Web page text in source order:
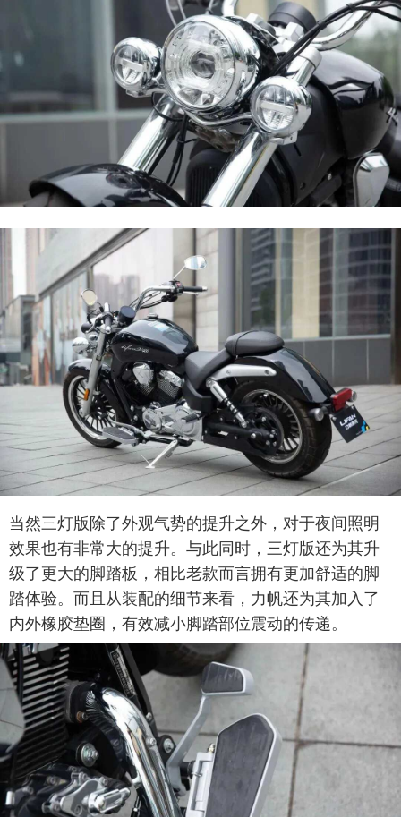
当然三灯版除了外观气势的提升之外，对于夜间照明
效果也有非常大的提升。与此同时，三灯版还为其升
级了更大的脚踏板，相比老款而言拥有更加舒适的脚
踏体验。而且从装配的细节来看，力帆还为其加入了
内外橡胶垫圈，有效减小脚踏部位震动的传递。